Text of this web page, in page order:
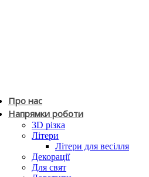
Про нас
Напрямки роботи
3D різка
Літери
Літери для весілля
Декорації
Для свят